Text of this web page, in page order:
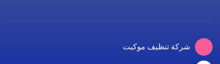
شركة تنظيف موكيت